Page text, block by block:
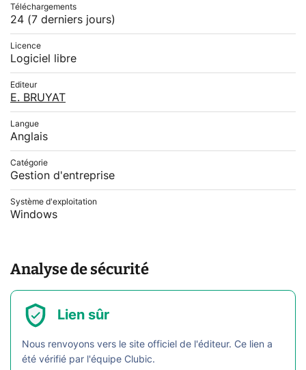
Téléchargements
24 (7 derniers jours)
Licence
Logiciel libre
Editeur
E. BRUYAT
Langue
Anglais
Catégorie
Gestion d'entreprise
Système d'exploitation
Windows
Analyse de sécurité
Lien sûr
Nous renvoyons vers le site officiel de l'éditeur. Ce lien a
été vérifié par l'équipe Clubic.